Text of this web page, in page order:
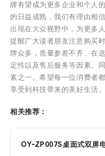
牌有望成为更多企业和个人
的日益成熟，我们有理由相
出现在大众视野中，为更多
提醒广大读者朋友注意购买
牌众多，质量参差不齐。在
定性以及售后服务等因素。
素之一。希望每一位消费者
享受到科技带来的美好生活。
相关推荐：
OY-ZP007S桌面式双屏